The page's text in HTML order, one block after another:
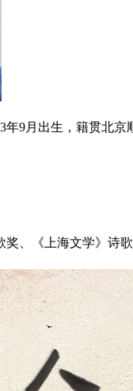
年9月出生，籍贯北
奖、《上海文学》诗